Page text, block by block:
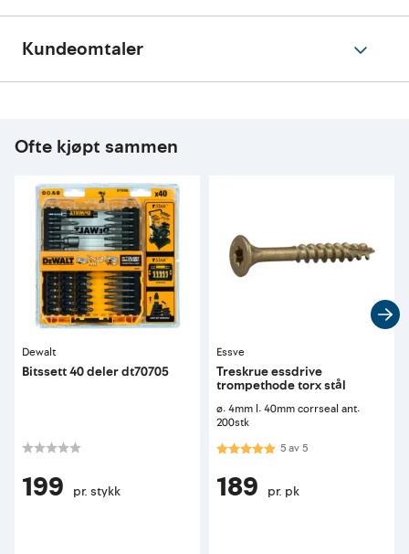
Kundeomtaler
Ofte kjøpt sammen
Dewalt
Bitssett 40 deler dt70705
199 pr. stykk
Essve
Treskrue essdrive
trompethode torx stål
ø: 4mm l: 40mm corrseal ant:
200stk
Karakter:5.0 av 5 mulige
5av5
189 pr. pk